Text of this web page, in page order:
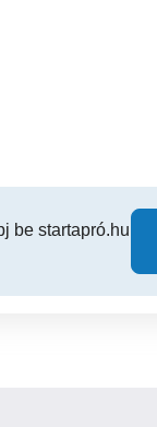
be startapró.hu